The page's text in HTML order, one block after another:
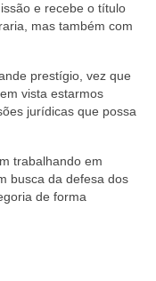
e recebe o título
mas também com
prestígio, vez que
vista estarmos
jurídicas que possa
trabalhando em
busca da defesa dos
de forma